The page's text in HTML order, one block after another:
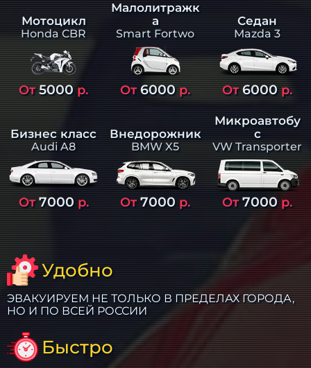
Мотоцикл
Honda CBR
От5000р.
Малолитражк
а
Smart Fortwo
От6000р.
Седан
Mazda 3
От6000р.
Бизнес класс
Audi A8
От7000р.
Внедорожник
BMW X5
От7000 р.
Микроавтобу
с
VW Transporter
От7000р.
Удобно
ЭВАКУИРУЕМ НЕ ТОЛЬКО В ПРЕДЕЛАХ ГОРОДА,
НО И ПО ВСЕЙ РОССИИ
Быстро